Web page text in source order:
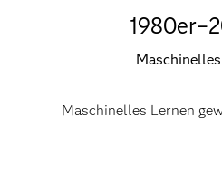
Maschinelles Lernen